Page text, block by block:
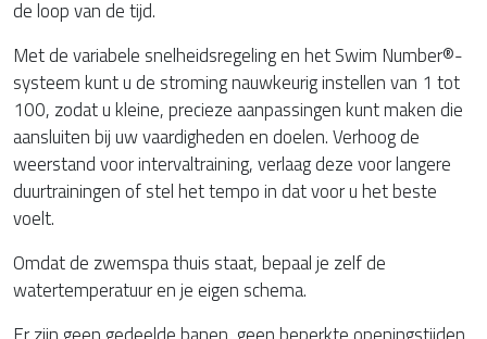
de loop van de tijd.
Met de variabele snelheidsregeling en het Swim Number®-
systeem kunt u de stroming nauwkeurig instellen van 1 tot
100, zodat u kleine, precieze aanpassingen kunt maken die
aansluiten bij uw vaardigheden en doelen. Verhoog de
weerstand voor intervaltraining, verlaag deze voor langere
duurtrainingen of stel het tempo in dat voor u het beste
voelt.
Omdat de zwemspa thuis staat, bepaal je zelf de
watertemperatuur en je eigen schema.